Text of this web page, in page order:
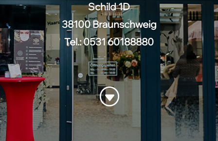
Schild 1D
38100 Braunschweig
Tel.: 0531 60188880
G